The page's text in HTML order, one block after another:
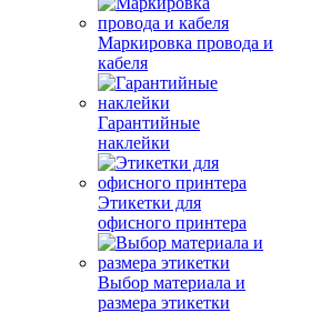
Маркировка провода и
кабеля
Гарантийные
наклейки
Этикетки для
офисного принтера
Выбор материала и
размера этикетки